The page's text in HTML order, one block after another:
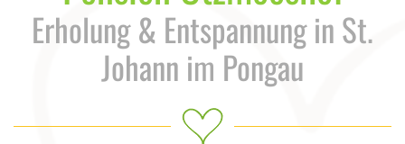
Erholung & Entspannung in St.
Johann im Pongau